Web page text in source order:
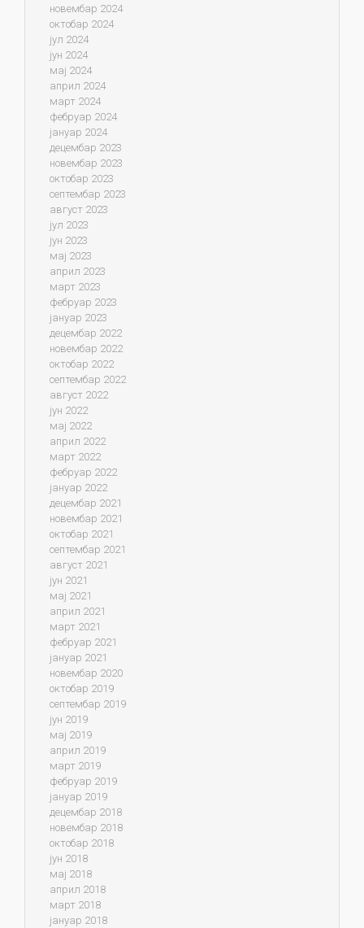
новембар 2024
октобар 2024
јул 2024
јун 2024
мај 2024
април 2024
март 2024
фебруар 2024
јануар 2024
децембар 2023
новембар 2023
октобар 2023
септембар 2023
август 2023
јул 2023
јун 2023
мај 2023
април 2023
март 2023
фебруар 2023
јануар 2023
децембар 2022
новембар 2022
октобар 2022
септембар 2022
август 2022
јун 2022
мај 2022
април 2022
март 2022
фебруар 2022
јануар 2022
децембар 2021
новембар 2021
октобар 2021
септембар 2021
август 2021
јун 2021
мај 2021
април 2021
март 2021
фебруар 2021
јануар 2021
новембар 2020
октобар 2019
септембар 2019
јун 2019
мај 2019
април 2019
март 2019
фебруар 2019
јануар 2019
децембар 2018
новембар 2018
октобар 2018
јун 2018
мај 2018
април 2018
март 2018
јануар 2018